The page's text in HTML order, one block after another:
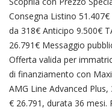
Consegna Listino 51.407€
da 318€ Anticipo 9.500€
26.791€ Messaggio
Offerta valida per
di finanziamento con
AMG Line Advanced
€ 26.791, durata 36 mesi.